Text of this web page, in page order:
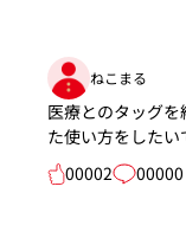
ねこまる
医療とのタッグ
た使い方をしたい
00002
00000